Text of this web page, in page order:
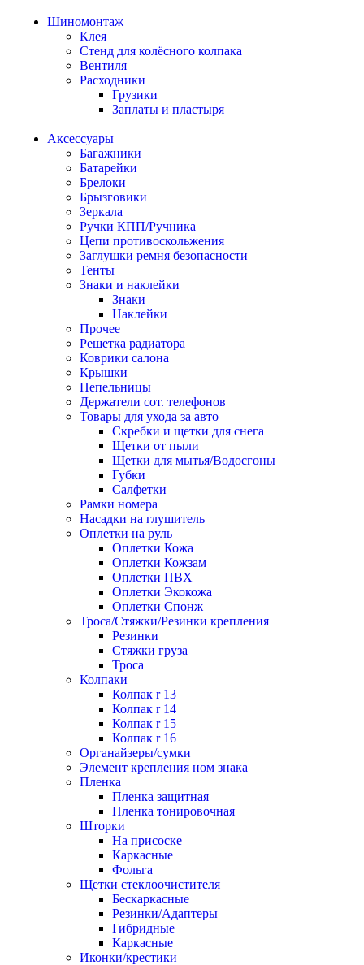
Шиномонтаж
Клея
Стенд для колёсного колпака
Вентиля
Расходники
Грузики
Заплаты и пластыря
Аксессуары
Багажники
Батарейки
Брелоки
Брызговики
Зеркала
Ручки КПП/Ручника
Цепи противоскольжения
Заглушки ремня безопасности
Тенты
Знаки и наклейки
Знаки
Наклейки
Прочее
Решетка радиатора
Коврики салона
Крышки
Пепельницы
Держатели сот. телефонов
Товары для ухода за авто
Скребки и щетки для снега
Щетки от пыли
Щетки для мытья/Водосгоны
Губки
Салфетки
Рамки номера
Насадки на глушитель
Оплетки на руль
Оплетки Кожа
Оплетки Кожзам
Оплетки ПВХ
Оплетки Экокожа
Оплетки Спонж
Троса/Стяжки/Резинки крепления
Резинки
Стяжки груза
Троса
Колпаки
Колпак r 13
Колпак r 14
Колпак r 15
Колпак r 16
Органайзеры/сумки
Элемент крепления ном знака
Пленка
Пленка защитная
Пленка тонировочная
Шторки
На присоске
Каркасные
Фольга
Щетки стеклоочистителя
Бескаркасные
Резинки/Адаптеры
Гибридные
Каркасные
Иконки/крестики